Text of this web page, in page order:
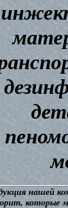
нашей
которые